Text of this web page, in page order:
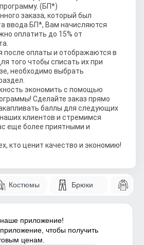
(БП*)
заказа, который был
ввода БП*, Вам начисляются
оплатить до 15% от
после оплаты и отображаются в
того чтобы списать их при
необходимо выбрать
экономить с помощью
Сделайте заказ прямо
баллы для следующих
клиентов и стремимся
еще более приятными и
кто ценит качество и экономию!
Костюмы Брюки
наше приложение!
чтобы получить
ценам.